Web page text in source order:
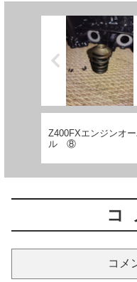
Z400FXエンジンオ
ル ⑧
コ
コメ